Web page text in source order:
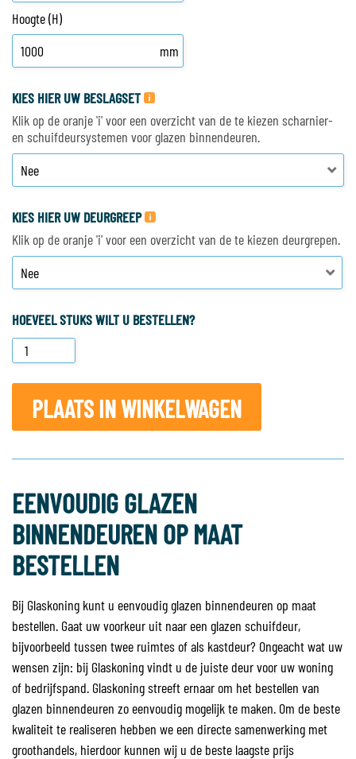
Hoogte (H)
mm
KIES HIER UW BESLAGSET
Klik op de oranje 'i' voor een overzicht van de te kiezen scharnier-
en schuifdeursystemen voor glazen binnendeuren.
KIES HIER UW DEURGREEP
Klik op de oranje 'i' voor een overzicht van de te kiezen deurgrepen.
HOEVEEL STUKS WILT U BESTELLEN?
PLAATS IN WINKELWAGEN
EENVOUDIG GLAZEN
BINNENDEUREN OP MAAT
BESTELLEN
Bij Glaskoning kunt u eenvoudig glazen binnendeuren op maat
bestellen. Gaat uw voorkeur uit naar een glazen schuifdeur,
bijvoorbeeld tussen twee ruimtes of als kastdeur? Ongeacht wat uw
wensen zijn: bij Glaskoning vindt u de juiste deur voor uw woning
of bedrijfspand. Glaskoning streeft ernaar om het bestellen van
glazen binnendeuren zo eenvoudig mogelijk te maken. Om de beste
kwaliteit te realiseren hebben we een directe samenwerking met
groothandels, hierdoor kunnen wij u de beste laagste prijs